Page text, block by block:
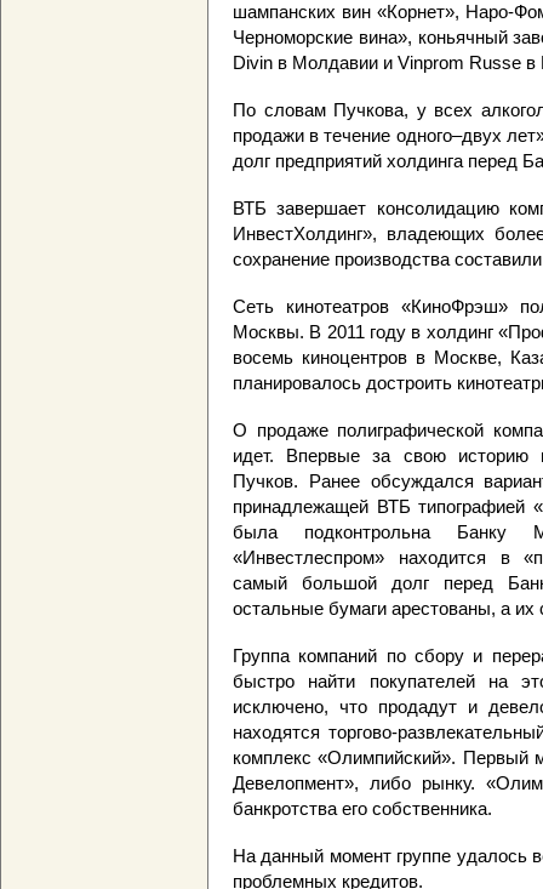
шампанских вин «Корнет», Наро-
Черноморские вина», коньячный
Divin в Молдавии и Vinprom Russe в
По словам Пучкова, у всех
продажи в течение одного–двух
долг предприятий холдинга перед
ВТБ завершает консолидацию
ИнвестХолдинг», владеющих
сохранение производства
Сеть кинотеатров «КиноФрэш»
Москвы. В 2011 году в холдинг
восемь киноцентров в Москве,
планировалось достроить
О продаже полиграфической
идет. Впервые за свою историю
Пучков. Ранее обсуждался
принадлежащей ВТБ типографией
была подконтрольна
«Инвестлеспром» находится в
самый большой долг перед
остальные бумаги арестованы, а их
Группа компаний по сбору и
быстро найти покупателей на
исключено, что продадут и
находятся торгово-
комплекс «Олимпийский». Первый
Девелопмент», либо рынку.
банкротства его собственника.
На данный момент группе удалось
проблемных кредитов.